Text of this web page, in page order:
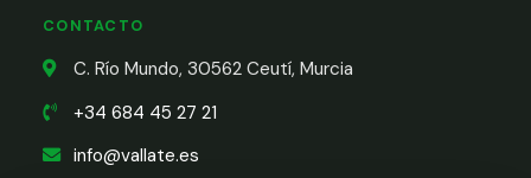
CONTACTO
C. Río Mundo, 30562 Ceutí, Murcia
+34 684 45 27 21
info@vallate.es